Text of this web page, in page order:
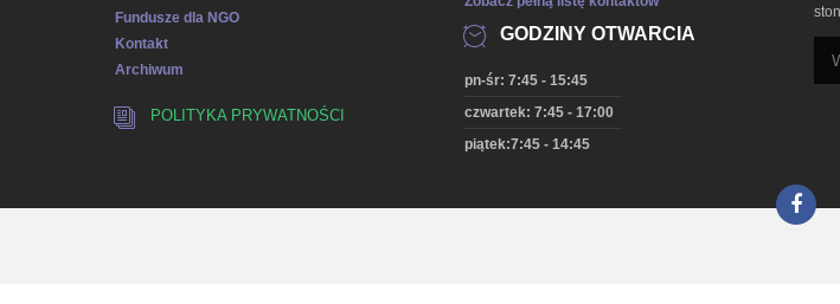
Fundusze dla NGO
Kontakt
Archiwum
POLITYKA PRYWATNOŚCI
GODZINY OTWARCIA
pn-śr: 7:45 - 15:45
czwartek: 7:45 - 17:00
piątek:7:45 - 14:45